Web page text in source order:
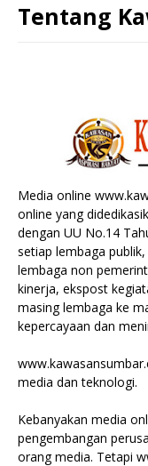
Tentang
Media online
online yang
dengan UU No.14
setiap lembaga
lembaga non
kinerja, ekspost
masing lembaga ke
kepercayaan dan
media dan teknologi.
Kebanyakan media
pengembangan
orang media. Tetapi